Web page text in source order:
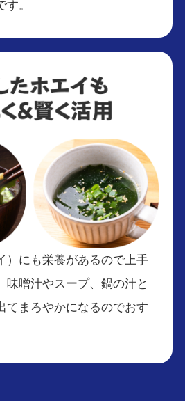
。
）にも栄養があるので上手
味噌汁やスープ、鍋の汁と
てまろやかになるのでおす